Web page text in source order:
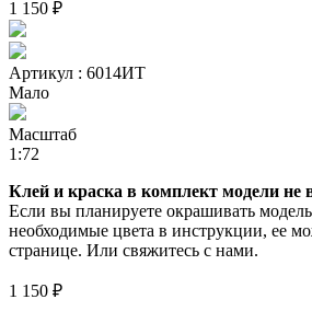
1 150 ₽
Артикул : 6014ИТ
Мало
Масштаб
1:72
Клей и краска в комплект модели не
Если вы планируете окрашивать
необходимые цвета в инструкции, ее
странице. Или свяжитесь с нами.
1 150 ₽